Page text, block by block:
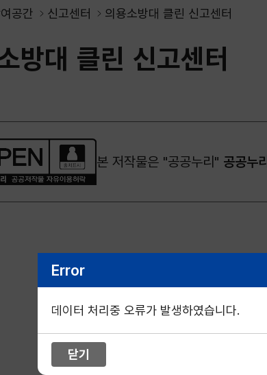
공간 신고센터 의용소방대 클린 신고센터
방대 클린 신고센터
기
본 저작물은 "공공누리" 공공누
Error
데이터 처리중 오류가 발생하였습니다.
닫기